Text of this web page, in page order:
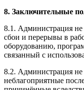
8. Заключительные
8.1. Администрация не
сбои и перерывы в
оборудованию,
связанный с
8.2. Администрация не
неблагоприятные